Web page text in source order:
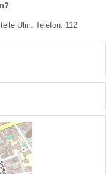
Ulm. Telefon: 112